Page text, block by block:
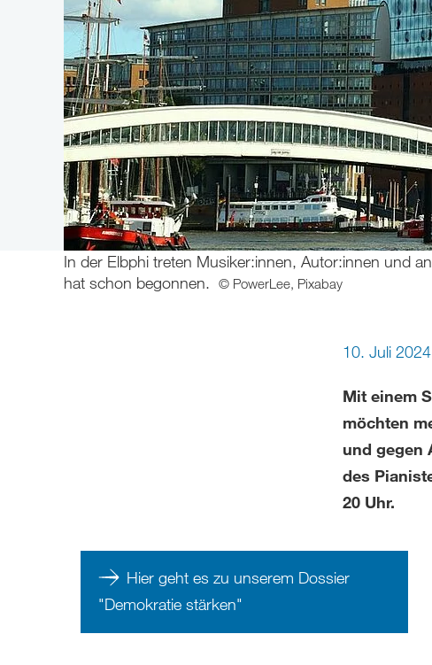
In der Elbphi treten Musiker:innen, Autor:innen und
hat schon begonnen.
© PowerLee, Pixabay
10. Juli 2024
Mit einem
möchten
und gegen
des
20 Uhr.
Hier geht es zu unserem Dossier
"Demokratie stärken"